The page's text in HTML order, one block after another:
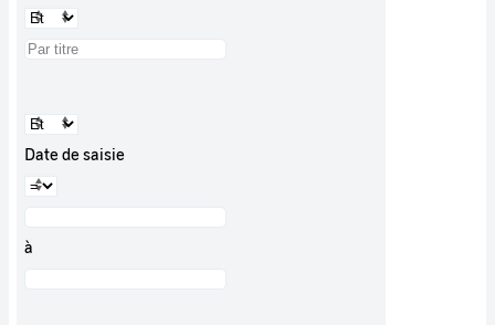
Date de saisie
à